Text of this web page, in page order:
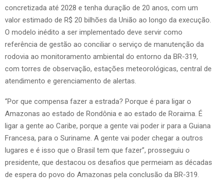
concretizada até 2028 e tenha duração de 20 anos, com um
valor estimado de R$ 20 bilhões da União ao longo da execução.
O modelo inédito a ser implementado deve servir como
referência de gestão ao conciliar o serviço de manutenção da
rodovia ao monitoramento ambiental do entorno da BR-319,
com torres de observação, estações meteorológicas, central de
atendimento e gerenciamento de alertas.
“Por que compensa fazer a estrada? Porque é para ligar o
Amazonas ao estado de Rondônia e ao estado de Roraima. É
ligar a gente ao Caribe, porque a gente vai poder ir para a Guiana
Francesa, para o Suriname. A gente vai poder chegar a outros
lugares e é isso que o Brasil tem que fazer”, prosseguiu o
presidente, que destacou os desafios que permeiam as décadas
de espera do povo do Amazonas pela conclusão da BR-319.